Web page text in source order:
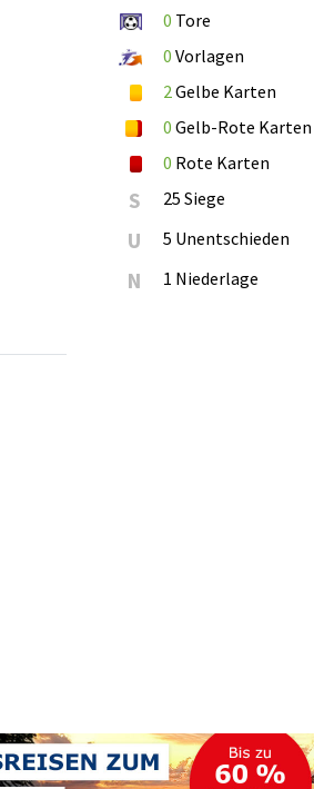
0 Tore
0 Vorlagen
2 Gelbe Karten
0 Gelb-Rote Karten
0 Rote Karten
S 25 Siege
U 5 Unentschieden
N 1 Niederlage